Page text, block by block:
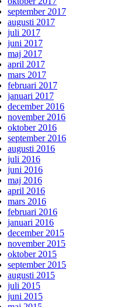
september 2017
augusti 2017
juli 2017
juni 2017
maj 2017
april 2017
mars 2017
februari 2017
januari 2017
december 2016
november 2016
oktober 2016
september 2016
augusti 2016
juli 2016
juni 2016
maj 2016
april 2016
mars 2016
februari 2016
januari 2016
december 2015
november 2015
oktober 2015
september 2015
augusti 2015
juli 2015
juni 2015